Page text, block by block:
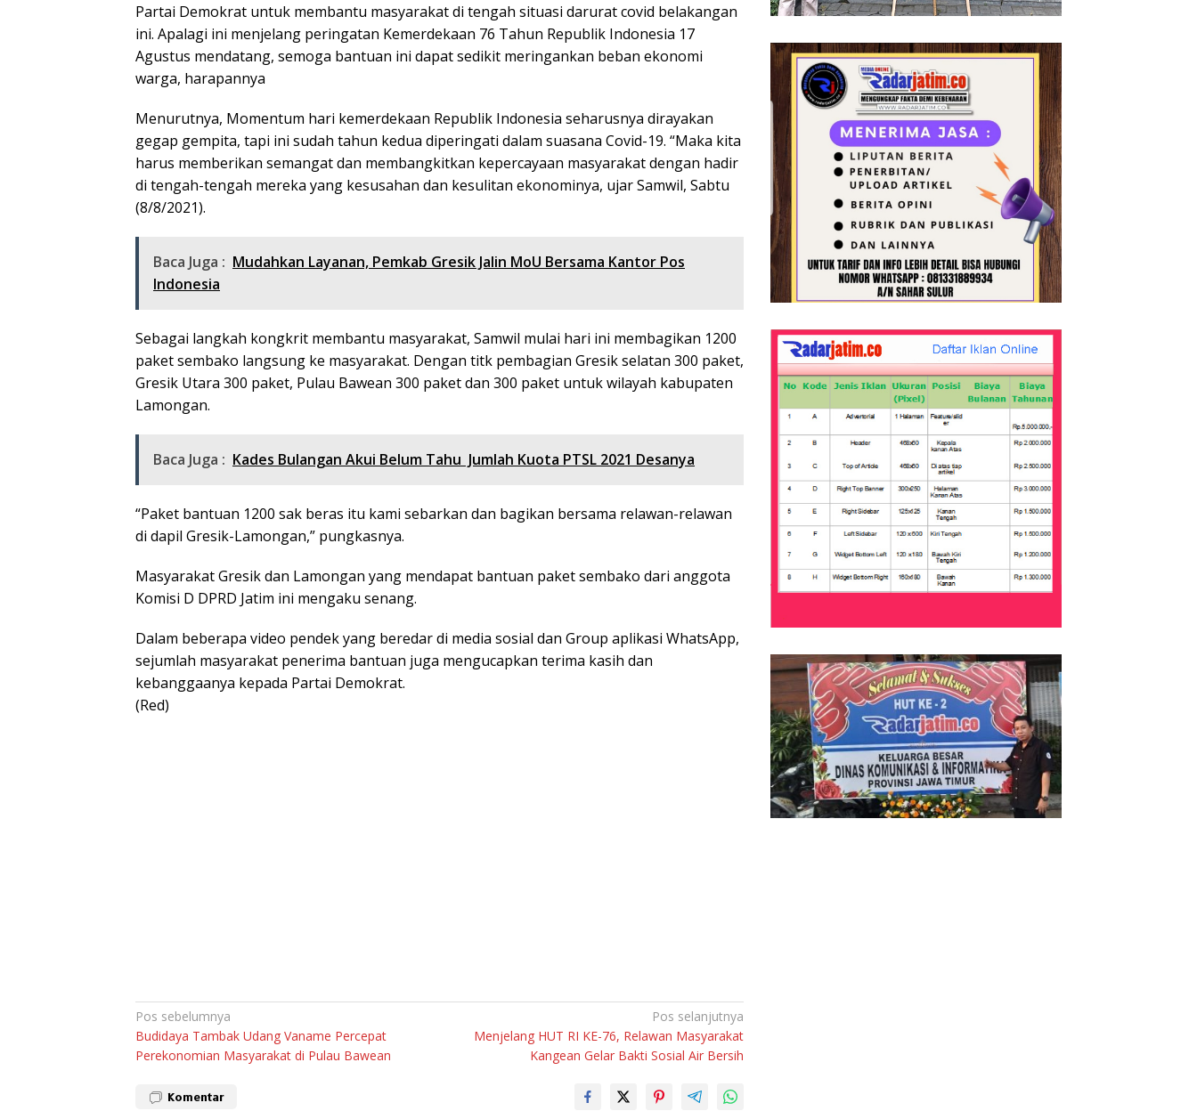
Partai Demokrat untuk membantu masyarakat di tengah situasi darurat covid belakangan
ini. Apalagi ini menjelang peringatan Kemerdekaan 76 Tahun Republik Indonesia 17
Agustus mendatang, semoga bantuan ini dapat sedikit meringankan beban ekonomi
warga, harapannya
Menurutnya, Momentum hari kemerdekaan Republik Indonesia seharusnya dirayakan
gegap gempita, tapi ini sudah tahun kedua diperingati dalam suasana Covid-19. “Maka kita
harus memberikan semangat dan membangkitkan kepercayaan masyarakat dengan hadir
di tengah-tengah mereka yang kesusahan dan kesulitan ekonominya, ujar Samwil, Sabtu
(8/8/2021).
Baca Juga : Mudahkan Layanan, Pemkab Gresik Jalin MoU Bersama Kantor Pos
Indonesia
Sebagai langkah kongkrit membantu masyarakat, Samwil mulai hari ini membagikan 1200
paket sembako langsung ke masyarakat. Dengan titk pembagian Gresik selatan 300 paket,
Gresik Utara 300 paket, Pulau Bawean 300 paket dan 300 paket untuk wilayah kabupaten
Lamongan.
Baca Juga : Kades Bulangan Akui Belum Tahu Jumlah Kuota PTSL 2021 Desanya
“Paket bantuan 1200 sak beras itu kami sebarkan dan bagikan bersama relawan-relawan
di dapil Gresik-Lamongan,” pungkasnya.
Masyarakat Gresik dan Lamongan yang mendapat bantuan paket sembako dari anggota
Komisi D DPRD Jatim ini mengaku senang.
Dalam beberapa video pendek yang beredar di media sosial dan Group aplikasi WhatsApp,
sejumlah masyarakat penerima bantuan juga mengucapkan terima kasih dan
kebanggaanya kepada Partai Demokrat.
(Red)
Navigasi
pos
Pos sebelumnya
Budidaya Tambak Udang Vaname Percepat
Perekonomian Masyarakat di Pulau Bawean
Pos selanjutnya
Menjelang HUT RI KE-76, Relawan Masyarakat
Kangean Gelar Bakti Sosial Air Bersih
Komentar